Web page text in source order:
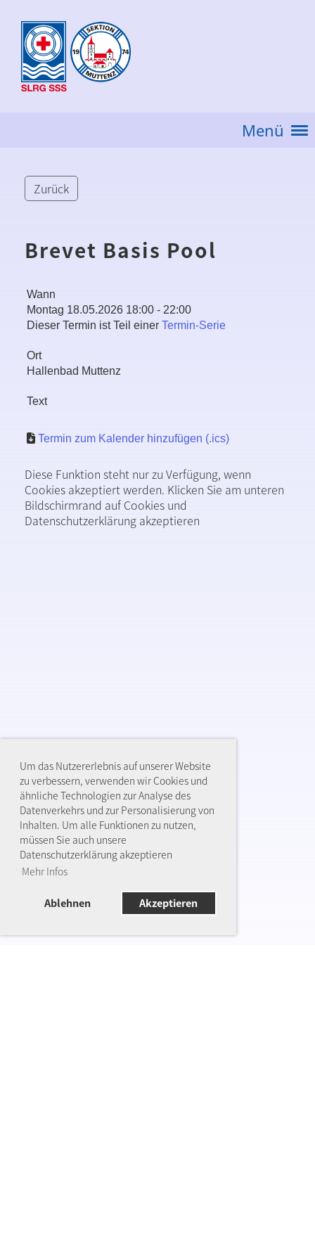
Um das Nutzererlebnis auf unserer Website
zu verbessern, verwenden wir Cookies und
ähnliche Technologien zur Analyse des
Datenverkehrs und zur Personalisierung von
Inhalten. Um alle Funktionen zu nutzen,
müssen Sie auch unsere
Datenschutzerklärung akzeptieren
Mehr Infos
Ablehnen Akzeptieren
Menü
Zurück
Brevet Basis Pool
Wann
Montag 18.05.2026 18:00 - 22:00
Dieser Termin ist Teil einer Termin-Serie
Ort
Hallenbad Muttenz
Text
Termin zum Kalender hinzufügen (.ics)
Diese Funktion steht nur zu Verfügung, wenn
Cookies akzeptiert werden. Klicken Sie am unteren
Bildschirmrand auf Cookies und
Datenschutzerklärung akzeptieren